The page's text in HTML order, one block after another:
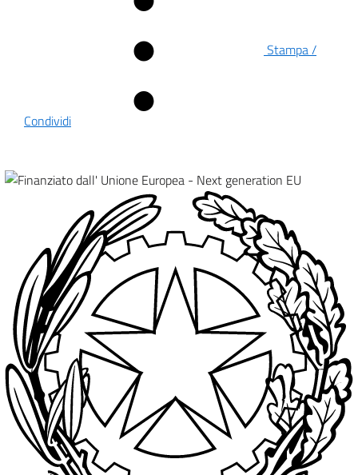
Stampa /
Condividi